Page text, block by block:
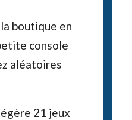
boutique en
console
aléatoires
21 jeux